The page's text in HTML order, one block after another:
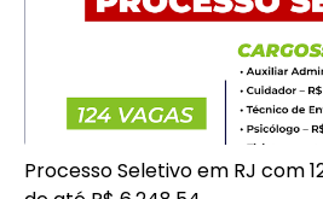
Processo Seletivo em RJ com